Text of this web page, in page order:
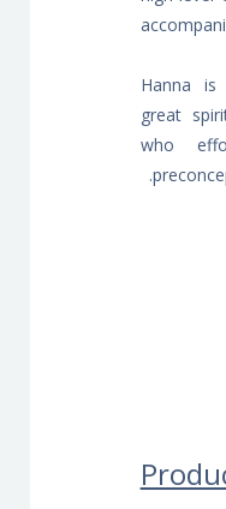
Hanna
great
who